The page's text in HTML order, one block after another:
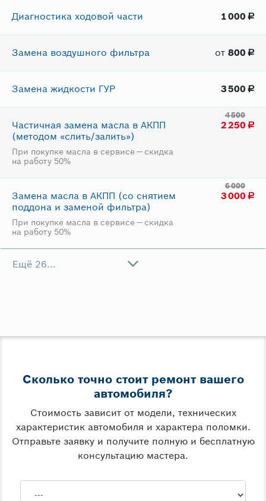
Диагностика ходовой части 1​ 000руб.
Замена воздушного фильтра от 800 руб.
Замена жидкости ГУР 3​ 500руб.
Частичная замена масла в АКПП
(методом «слить/залить»)
При покупке масла в сервисе — скидка
на работу 50%
4​ 500
2​ 250руб.
Замена масла в АКПП (со снятием
поддона и заменой фильтра)
При покупке масла в сервисе — скидка
на работу 50%
6​ 000
3​ 000руб.
Ещё 26...
Сколько точно стоит ремонт вашего
автомобиля?
Стоимость зависит от модели, технических
характеристик автомобиля и характера поломки.
Отправьте заявку и получите полную и бесплатную
консультацию мастера.